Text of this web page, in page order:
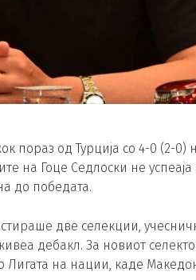
пораз од Турција со 4-0 (2-0)
на Гоце Седлоски не успеаја
до победата.
две селекции,
дебакл. За новиот
на нации, каде